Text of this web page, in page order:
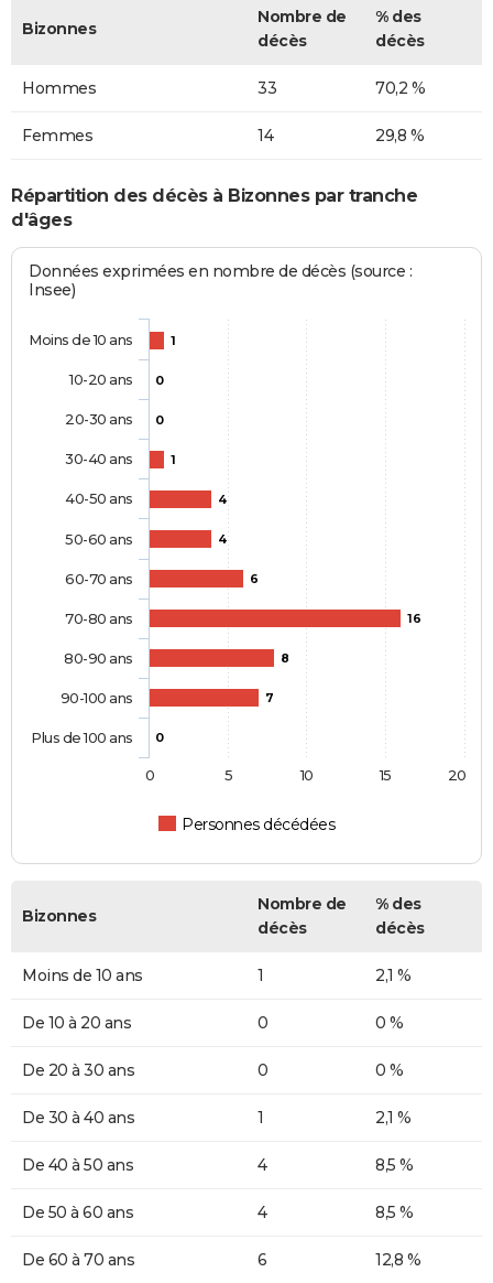
Bizonnes
Nombre de
décès
% des
décès
Hommes 33 70,2 %
Femmes 14 29,8 %
Répartition des décès à Bizonnes par tranche
d'âges
Données exprimées en nombre de décès (source :
Insee)
1
0
0
1
4
4
6
16
8
7
0
Personnes décédées
Moins de 10 ans
10-20 ans
20-30 ans
30-40 ans
40-50 ans
50-60 ans
60-70 ans
70-80 ans
80-90 ans
90-100 ans
Plus de 100 ans
0 5 10 15 20
Bizonnes
Nombre de
décès
% des
décès
Moins de 10 ans 1 2,1 %
De 10 à 20 ans 0 0 %
De 20 à 30 ans 0 0 %
De 30 à 40 ans 1 2,1 %
De 40 à 50 ans 4 8,5 %
De 50 à 60 ans 4 8,5 %
De 60 à 70 ans 6 12,8 %